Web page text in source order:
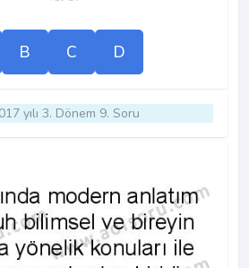
B C D
yılı 3. Dönem 9. Soru